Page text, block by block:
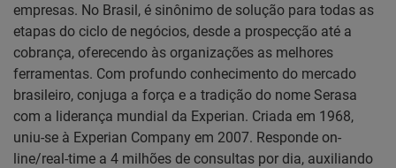
empresas. No Brasil, é sinônimo de solução para todas as
etapas do ciclo de negócios, desde a prospecção até a
cobrança, oferecendo às organizações as melhores
ferramentas. Com profundo conhecimento do mercado
brasileiro, conjuga a força e a tradição do nome Serasa
com a liderança mundial da Experian. Criada em 1968,
uniu-se à Experian Company em 2007. Responde on-
line/real-time a 4 milhões de consultas por dia, auxiliando